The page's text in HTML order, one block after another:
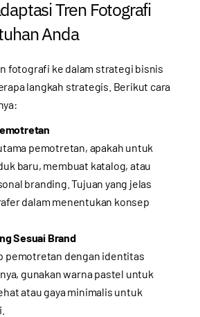
Tren Fotografi
Anda
fotografi ke dalam strategi bisnis
langkah strategis. Berikut cara
pemotretan, apakah untuk
baru, membuat katalog, atau
branding. Tujuan yang jelas
dalam menentukan konsep
Sesuai Brand
pemotretan dengan identitas
gunakan warna pastel untuk
atau gaya minimalis untuk